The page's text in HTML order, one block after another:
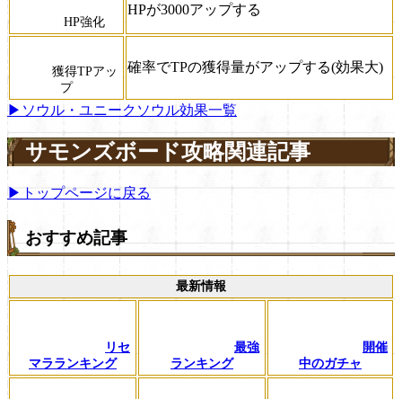
HP強化
HPが3000アップする
獲得TPアッ
プ
確率でTPの獲得量がアップする(効果大)
▶ソウル・ユニークソウル効果一覧
サモンズボード攻略関連記事
▶トップページに戻る
おすすめ記事
最新情報
リセ
マラランキング
最強
ランキング
開催
中のガチャ